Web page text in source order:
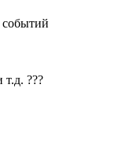
событий
???